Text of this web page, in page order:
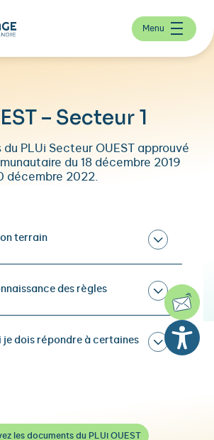
Menu
– Secteur 1
du PLUi Secteur OUEST approuvé
du 18 décembre 2019
décembre 2022.
terrain
des règles
je dois répondre à certaines
les documents du PLUi OUEST